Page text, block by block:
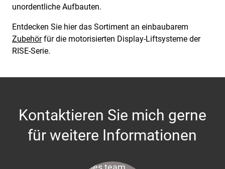
unordentliche Aufbauten.
Entdecken Sie hier das Sortiment an einbaubarem
Zubehörfür die motorisierten Display-Liftsysteme der
RISE-Serie.
Kontaktieren Sie mich gerne
für weitere Informationen